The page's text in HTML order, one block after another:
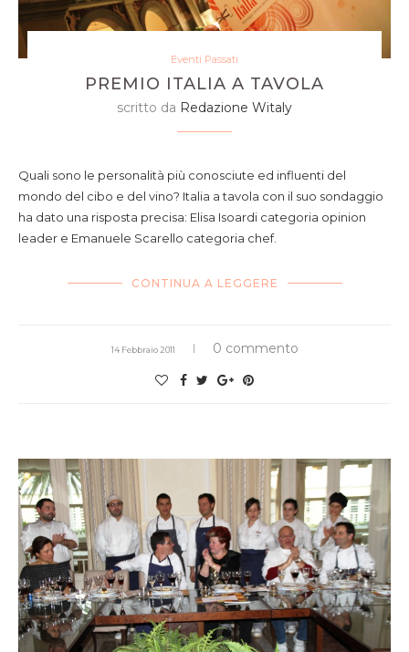
Eventi Passati
PREMIO ITALIA A TAVOLA
scritto da Redazione Witaly
Quali sono le personalità più conosciute ed influenti del
mondo del cibo e del vino? Italia a tavola con il suo sondaggio
ha dato una risposta precisa: Elisa Isoardi categoria opinion
leader e Emanuele Scarello categoria chef.
CONTINUA A LEGGERE
14 Febbraio 2011 0 commento